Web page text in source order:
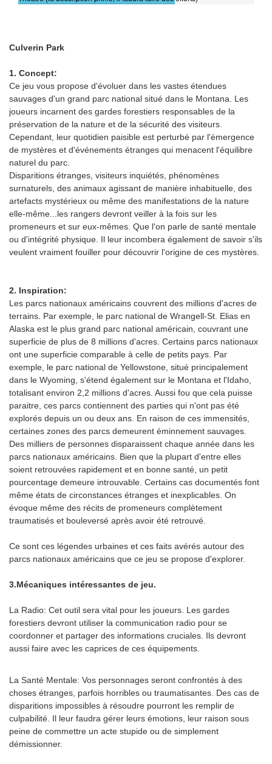
Culverin Park
1. Concept:
Ce jeu vous propose d'évoluer dans les vastes étendues
sauvages d'un grand parc national situé dans le Montana. Les
joueurs incarnent des gardes forestiers responsables de la
préservation de la nature et de la sécurité des visiteurs.
Cependant, leur quotidien paisible est perturbé par l'émergence
de mystères et d'événements étranges qui menacent l'équilibre
naturel du parc.
Disparitions étranges, visiteurs inquiétés, phénomènes
surnaturels, des animaux agissant de manière inhabituelle, des
artefacts mystérieux ou même des manifestations de la nature
elle-même...les rangers devront veiller à la fois sur les
promeneurs et sur eux-mêmes. Que l'on parle de santé mentale
ou d'intégrité physique. Il leur incombera également de savoir s'ils
veulent vraiment fouiller pour découvrir l'origine de ces mystères.
2. Inspiration:
Les parcs nationaux américains couvrent des millions d'acres de
terrains. Par exemple, le parc national de Wrangell-St. Elias en
Alaska est le plus grand parc national américain, couvrant une
superficie de plus de 8 millions d'acres. Certains parcs nationaux
ont une superficie comparable à celle de petits pays. Par
exemple, le parc national de Yellowstone, situé principalement
dans le Wyoming, s'étend également sur le Montana et l'Idaho,
totalisant environ 2,2 millions d'acres. Aussi fou que cela puisse
paraitre, ces parcs contiennent des parties qui n'ont pas été
explorés depuis un ou deux ans. En raison de ces immensités,
certaines zones des parcs demeurent éminnement sauvages.
Des milliers de personnes disparaissent chaque année dans les
parcs nationaux américains. Bien que la plupart d'entre elles
soient retrouvées rapidement et en bonne santé, un petit
pourcentage demeure introuvable. Certains cas documentés font
même états de circonstances étranges et inexplicables. On
évoque même des récits de promeneurs complètement
traumatisés et bouleversé après avoir été retrouvé.
Ce sont ces légendes urbaines et ces faits avérés autour des
parcs nationaux américains que ce jeu se propose d'explorer.
3.Mécaniques intéressantes de jeu.
La Radio: Cet outil sera vital pour les joueurs. Les gardes
forestiers devront utiliser la communication radio pour se
coordonner et partager des informations cruciales. Ils devront
aussi faire avec les caprices de ces équipements.
La Santé Mentale: Vos personnages seront confrontés à des
choses étranges, parfois horribles ou traumatisantes. Des cas de
disparitions impossibles à résoudre pourront les remplir de
culpabilité. Il leur faudra gérer leurs émotions, leur raison sous
peine de commettre un acte stupide ou de simplement
démissionner.